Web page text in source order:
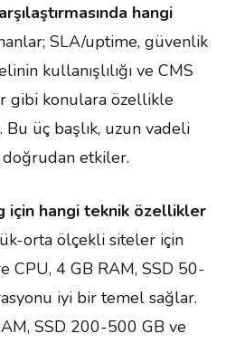
hangi
SLA/uptime, güvenlik
kullanışlılığı ve CMS
gibi konulara özellikle
üç başlık, uzun vadeli
etkiler.
için hangi teknik özellikler
orta ölçekli siteler için
CPU, 4 GB RAM, SSD 50-
iyi bir temel sağlar.
SSD 200-500 GB ve